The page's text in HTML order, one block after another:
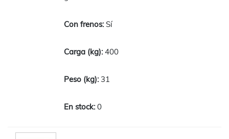
Sí
400
31
0